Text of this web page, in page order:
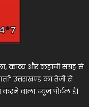
काव्य और कहानी संग्रह से
उत्तराखण्ड का तेजी से
करने वाला न्यूज पोर्टल है।